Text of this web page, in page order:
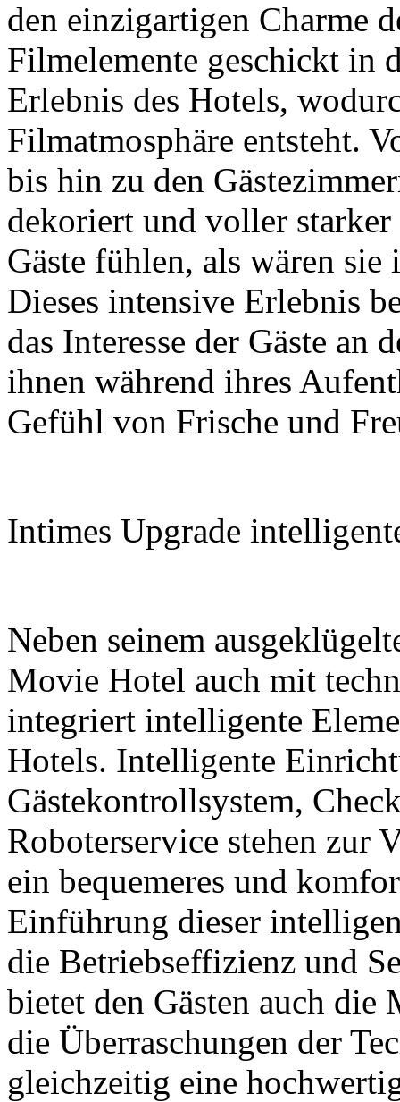
den einzigartigen Charme
Filmelemente geschickt in
Erlebnis des Hotels,
Filmatmosphäre entsteht.
bis hin zu den
dekoriert und voller starker
Gäste fühlen, als wären
Dieses intensive Erlebnis
das Interesse der Gäste
ihnen während ihres
Gefühl von Frische und
Intimes Upgrade
Neben seinem
Movie Hotel auch mit
integriert intelligente
Hotels. Intelligente
Gästekontrollsystem,
Roboterservice stehen zur
ein bequemeres und
Einführung dieser
die Betriebseffizienz und
bietet den Gästen auch
die Überraschungen der
gleichzeitig eine